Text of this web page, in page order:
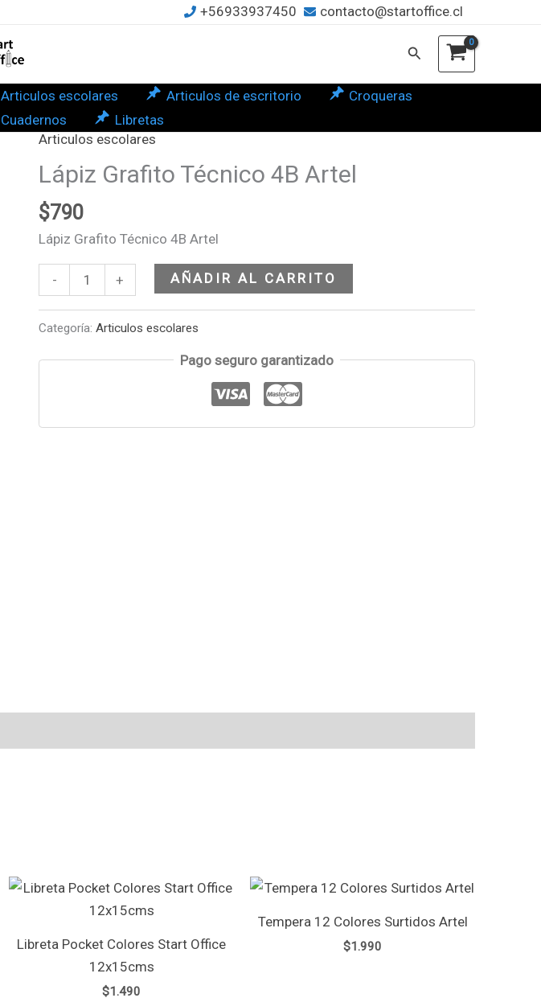
+56933937450 contacto@startoffice.cl
Buscar
Articulos escolares Articulos de escritorio
Croqueras
Cuadernos
Libretas
Articulos escolares
Lápiz Grafito Técnico 4B Artel
$790
Lápiz Grafito Técnico 4B Artel
-
Lápiz
Grafito
Técnico
4B
Artel
+
AÑADIR AL CARRITO
Categoría:Articulos escolares
Pago seguro garantizado
Libreta Pocket Colores Start Office
12x15cms
$1.490
Tempera 12 Colores Surtidos Artel
$1.990